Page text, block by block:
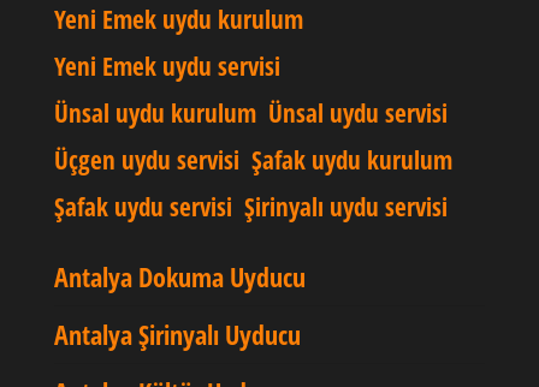
Yeni Emek uydu kurulum
Yeni Emek uydu servisi
Ünsal uydu kurulum Ünsal uydu servisi
Üçgen uydu servisi Şafak uydu kurulum
Şafak uydu servisi Şirinyalı uydu servisi
Antalya Dokuma Uyducu
Antalya Şirinyalı Uyducu